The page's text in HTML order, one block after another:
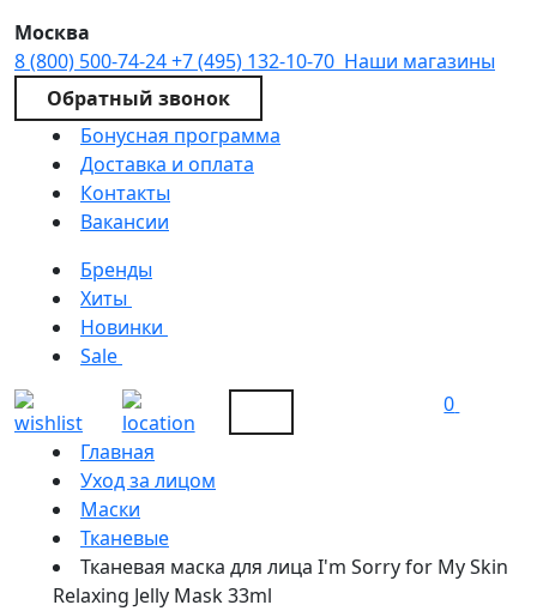
Москва
8 (800) 500-74-24+7 (495) 132-10-70 Наши магазины
Обратный звонок
Бонусная программа
Доставка и оплата
Контакты
Вакансии
Бренды
Хиты
Новинки
Sale
0
Главная
Уход за лицом
Маски
Тканевые
Тканевая маска для лица I'm Sorry for My Skin
Relaxing Jelly Mask 33ml